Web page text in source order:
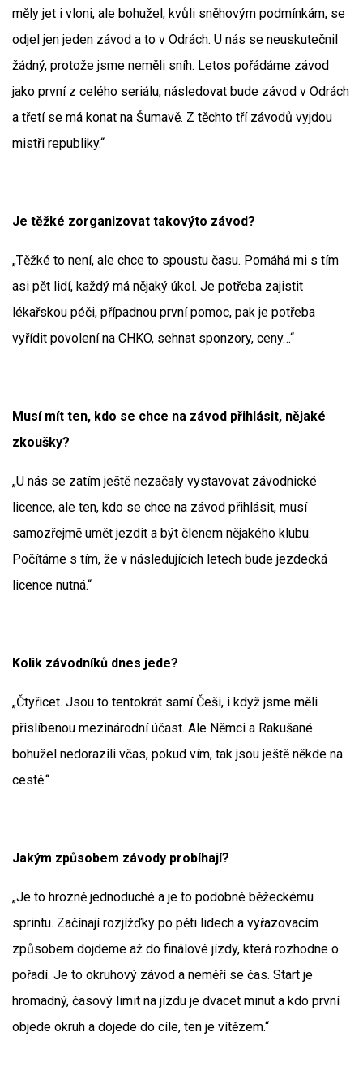
měly jet i vloni, ale bohužel, kvůli sněhovým podmínkám, se
odjel jen jeden závod a to v Odrách. U nás se neuskutečnil
žádný, protože jsme neměli sníh. Letos pořádáme závod
jako první z celého seriálu, následovat bude závod v Odrách
a třetí se má konat na Šumavě. Z těchto tří závodů vyjdou
mistři republiky.“
Je těžké zorganizovat takovýto závod?
„Těžké to není, ale chce to spoustu času. Pomáhá mi s tím
asi pět lidí, každý má nějaký úkol. Je potřeba zajistit
lékařskou péči, případnou první pomoc, pak je potřeba
vyřídit povolení na CHKO, sehnat sponzory, ceny…“
Musí mít ten, kdo se chce na závod přihlásit, nějaké
zkoušky?
„U nás se zatím ještě nezačaly vystavovat závodnické
licence, ale ten, kdo se chce na závod přihlásit, musí
samozřejmě umět jezdit a být členem nějakého klubu.
Počítáme s tím, že v následujících letech bude jezdecká
licence nutná.“
Kolik závodníků dnes jede?
„Čtyřicet. Jsou to tentokrát samí Češi, i když jsme měli
přislíbenou mezinárodní účast. Ale Němci a Rakušané
bohužel nedorazili včas, pokud vím, tak jsou ještě někde na
cestě.“
Jakým způsobem závody probíhají?
„Je to hrozně jednoduché a je to podobné běžeckému
sprintu. Začínají rozjížďky po pěti lidech a vyřazovacím
způsobem dojdeme až do finálové jízdy, která rozhodne o
pořadí. Je to okruhový závod a neměří se čas. Start je
hromadný, časový limit na jízdu je dvacet minut a kdo první
objede okruh a dojede do cíle, ten je vítězem.“